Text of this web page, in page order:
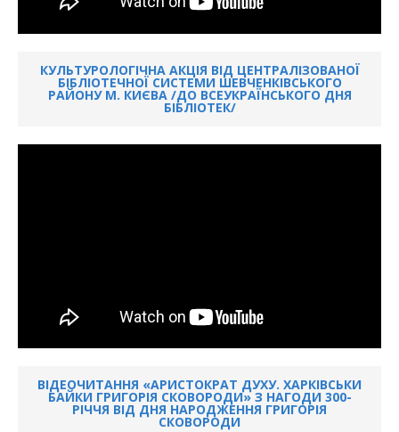
КУЛЬТУРОЛОГІЧНА АКЦІЯ ВІД ЦЕНТРАЛІЗОВАНОЇ
БІБЛІОТЕЧНОЇ СИСТЕМИ ШЕВЧЕНКІВСЬКОГО
РАЙОНУ М. КИЄВА /ДО ВСЕУКРАЇНСЬКОГО ДНЯ
БІБЛІОТЕК/
ВІДЕОЧИТАННЯ «АРИСТОКРАТ ДУХУ. ХАРКІВСЬКИ
БАЙКИ ГРИГОРІЯ СКОВОРОДИ» З НАГОДИ 300-
РІЧЧЯ ВІД ДНЯ НАРОДЖЕННЯ ГРИГОРІЯ
СКОВОРОДИ